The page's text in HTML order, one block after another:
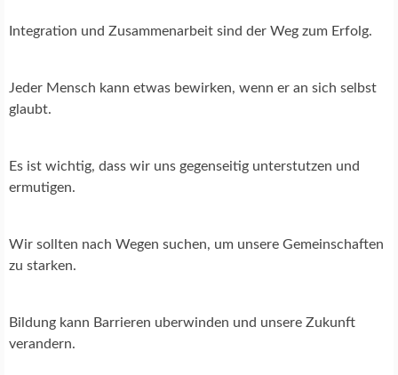
Integration und Zusammenarbeit sind der Weg zum Erfolg.
Jeder Mensch kann etwas bewirken, wenn er an sich selbst
glaubt.
Es ist wichtig, dass wir uns gegenseitig unterstutzen und
ermutigen.
Wir sollten nach Wegen suchen, um unsere Gemeinschaften
zu starken.
Bildung kann Barrieren uberwinden und unsere Zukunft
verandern.